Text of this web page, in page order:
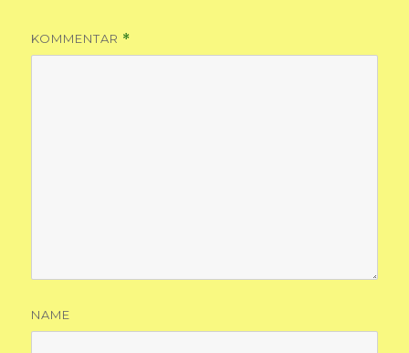
KOMMENTAR *
NAME